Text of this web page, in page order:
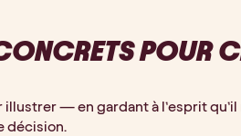
POUR
— en gardant à l’esprit
décision.